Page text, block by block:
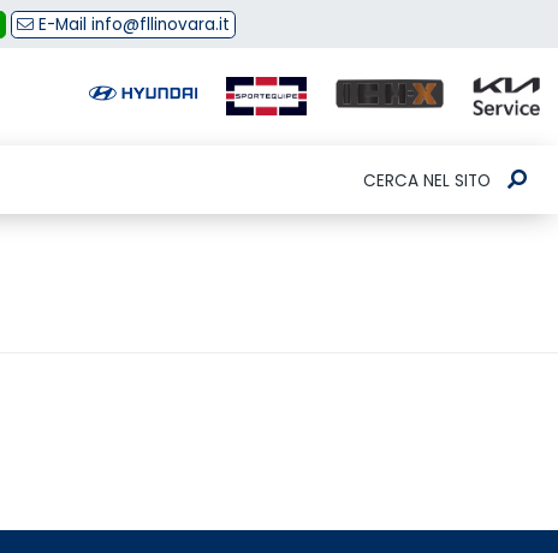
E-Mail info@fllinovara.it
CERCA NEL SITO